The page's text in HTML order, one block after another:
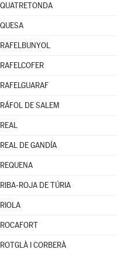
QUATRETONDA
QUESA
RAFELBUNYOL
RAFELCOFER
RAFELGUARAF
RÁFOL DE SALEM
REAL
REAL DE GANDÍA
REQUENA
RIBA-ROJA DE TÚRIA
RIOLA
ROCAFORT
ROTGLÀ I CORBERÀ